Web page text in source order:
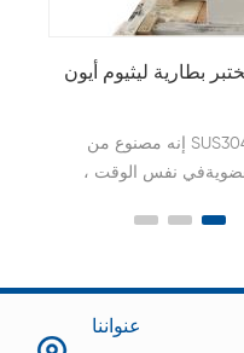
بطارية ليثيوم أيون
إنه مصنوع من SUS304 صلب غير قابل للصدأ ومقاوم
نفس الوقت ،
عنواننا